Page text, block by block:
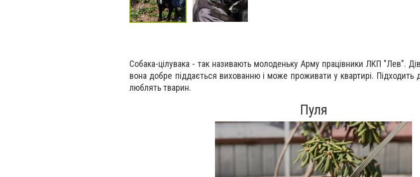
Собака-цілувака - так називають молоденьку Арму працівники ЛКП "Лев".
вона добре піддається вихованню і може проживати у квартирі. Підходить
люблять тварин.
Пуля